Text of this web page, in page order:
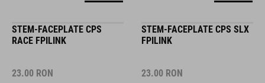
STEM-FACEPLATE CPS
RACE FPILINK
23.00 RON
STEM-FACEPLATE CPS SLX
FPILINK
23.00 RON